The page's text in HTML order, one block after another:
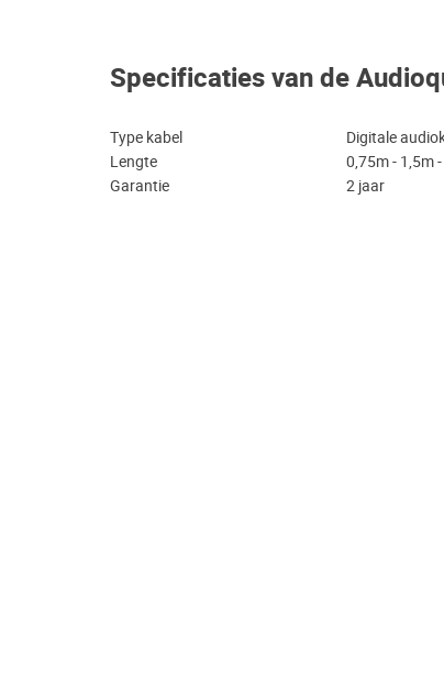
Specificaties van de
Type kabel
Digitale
Lengte
0,75m - 1,5m
Garantie
2 jaar